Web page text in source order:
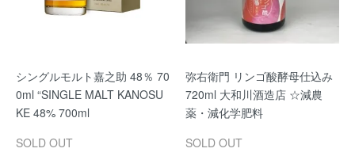
シングルモルト嘉之助 48％ 70
0ml “SINGLE MALT KANOSU
KE 48% 700ml
SOLD OUT
弥右衛門 リンゴ酸酵母仕込み
720ml 大和川酒造店 ☆減農
薬・減化学肥料
SOLD OUT